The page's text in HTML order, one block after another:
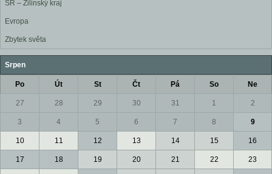
SR – Žilinský kraj
Evropa
Zbytek světa
Srpen
Po Út St Čt Pá So Ne
27 28 29 30 31 1 2
3 4 5 6 7 8 9
10 11 12 13 14 15 16
17 18 19 20 21 22 23